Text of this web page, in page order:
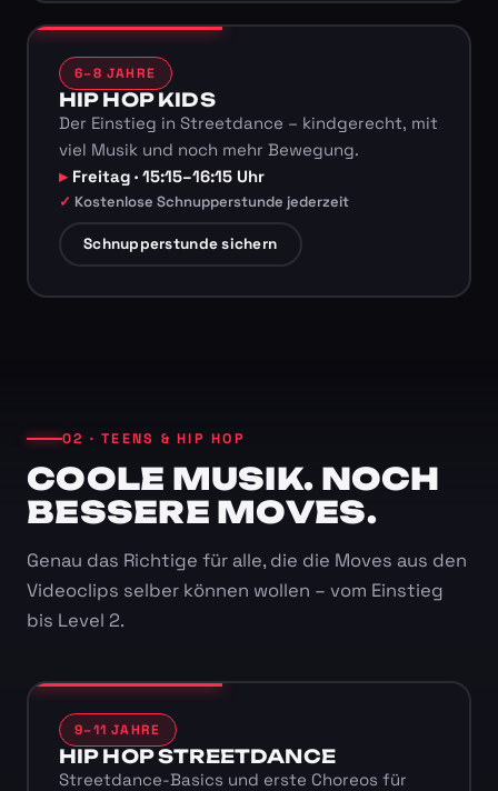
6–8 JAHRE
HIP HOP KIDS
Der Einstieg in Streetdance – kindgerecht, mit
viel Musik und noch mehr Bewegung.
Freitag · 15:15–16:15 Uhr
Kostenlose Schnupperstunde jederzeit
Schnupperstunde sichern
02 · TEENS & HIP HOP
COOLE MUSIK. NOCH
BESSERE MOVES.
Genau das Richtige für alle, die die Moves aus den
Videoclips selber können wollen – vom Einstieg
bis Level 2.
9–11 JAHRE
HIP HOP STREETDANCE
Streetdance-Basics und erste Choreos für